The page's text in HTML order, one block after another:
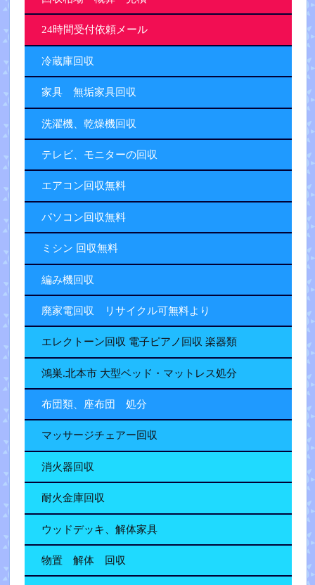
24時間受付依頼メール
冷蔵庫回収
家具 無垢家具回収
洗濯機、乾燥機回収
テレビ、モニターの回収
エアコン回収無料
パソコン回収無料
ミシン 回収無料
編み機回収
廃家電回収 リサイクル可無料より
エレクトーン回収 電子ピアノ回収 楽器類
鴻巣.北本市 大型ベッド・マットレス処分
布団類、座布団 処分
マッサージチェアー回収
消火器回収
耐火金庫回収
ウッドデッキ、解体家具
物置 解体 回収